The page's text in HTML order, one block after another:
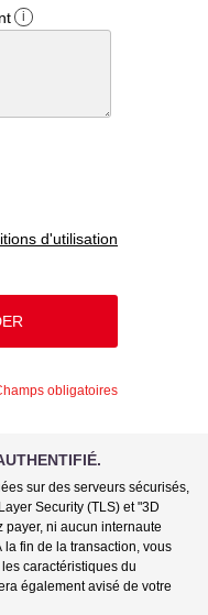
i
d'utilisation
obligatoires
sur des serveurs sécurisés,
Security (TLS) et "3D
ni aucun internaute
fin de la transaction, vous
caractéristiques du
également avisé de votre